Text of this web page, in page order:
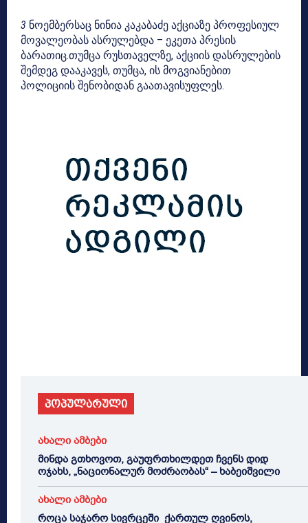
3 ნოემბერსაც ნინია კაკაბაძე აქციაზე პროფესიულ
მოვალეობას ასრულებდა – ეკეთა პრესის
ბარათიც.თუმცა რუსთაველზე, აქციის დასრულების
შემდეგ დააკავეს, თუმცა, ის მოგვიანებით
პოლიციის შენობიდან გაათავისუფლეს.
პოპულარული
ახალი ამბები
მინდა გთხოვოთ, გაუფრთხილდეთ ჩვენს დიდ
ოჯახს, „ნაციონალურ მოძრაობას“ – ხაბეიშვილი
ახალი ამბები
როცა საჯარო სივრცეში ქართულ ღვინოს,